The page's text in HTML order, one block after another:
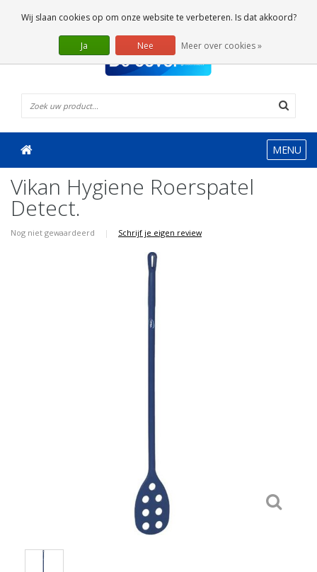
0 Artikelen
MENU
Vikan Hygiene Roerspatel
Detect.
Nog niet gewaardeerd | Schrijf je eigen review
Wij slaan cookies op om onze website te verbeteren. Is dat akkoord?
Ja Nee Meer over cookies »